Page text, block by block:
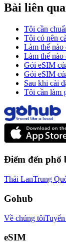
Bài liên
Tôi cần
Tôi có nên
Làm thế nào
Làm thế nào
Gói eSIM
Gói eSIM
Sau khi cài
Tôi cần làm
Điểm đến phổ
Thái LanTrung
Gohub
Về chúng tôi
eSIM